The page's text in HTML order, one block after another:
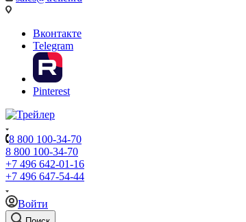
Вконтакте
Telegram
Pinterest
8 800 100-34-70
8 800 100-34-70
+7 496 642-01-16
+7 496 647-54-44
Войти